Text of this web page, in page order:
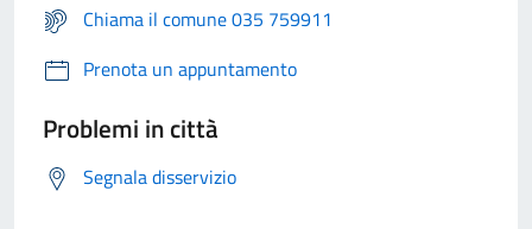
Chiama il comune 035 759911
Prenota un appuntamento
Problemi in città
Segnala disservizio